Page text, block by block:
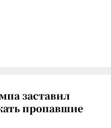
заставил
пропавшие